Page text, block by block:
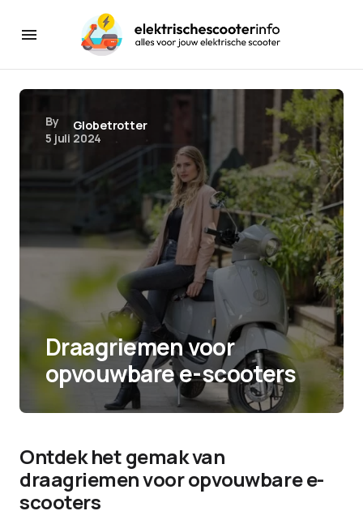
By
Globetrotter
5 juli 2024
Draagriemen voor
opvouwbare e-scooters
Ontdek het gemak van
draagriemen voor opvouwbare e-
scooters